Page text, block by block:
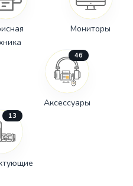
Мониторы
46
Аксессуары
13